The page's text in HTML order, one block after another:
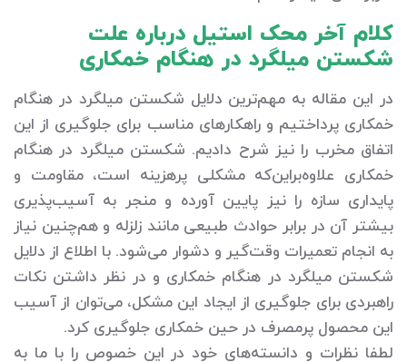
کلام آخر محک استیل درباره علت
شکستن میلگرد در هنگام خمکاری
در این مقاله به مهم‌ترین دلایل شکستن میلگرد در هنگام
خمکاری پرداختیم و راهکارهای مناسب برای جلوگیری از این
اتفاق مخرب را نیز شرح دادیم. شکستن میلگرد در هنگام
خمکاری علاوه‌براین‌که مشکلی پرهزینه است، مقاومت و
پایداری سازه را نیز پایین آورده و منجر به آسیب‌پذیری
بیشتر آن در برابر حوادث طبیعی مانند زلزله و هم‌چنین نیاز
به انجام تعمیرات وقت‌گیر و دشوار می‌شود. با اطلاع از دلایل
شکستن میلگرد در هنگام خمکاری و در نظر داشتن نکات
راهبردی برای جلوگیری از ایجاد این مشکل، می‌توان از آسیب
این محصول پرمصرف در حین خمکاری جلوگیری کرد.
لطفا نظرات و دانسته‌های خود در این خصوص را با ما به